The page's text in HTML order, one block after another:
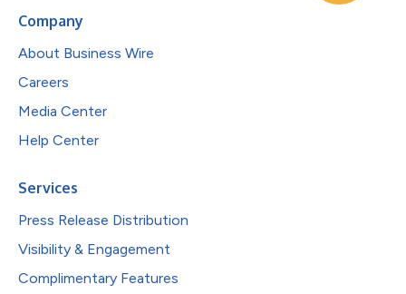
Company
About Business Wire
Careers
Media Center
Help Center
Services
Press Release Distribution
Visibility & Engagement
Complimentary Features